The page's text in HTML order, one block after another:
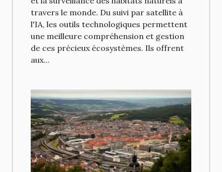
travers le monde. Du suivi par satellite à
l'IA, les outils technologiques permettent
une meilleure compréhension et gestion
de ces précieux écosystèmes. Ils offrent
aux...